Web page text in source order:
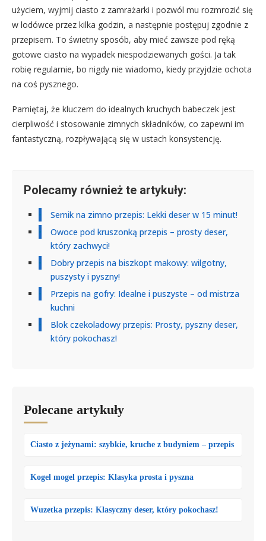
użyciem, wyjmij ciasto z zamrażarki i pozwól mu rozmrozić się
w lodówce przez kilka godzin, a następnie postępuj zgodnie z
przepisem. To świetny sposób, aby mieć zawsze pod ręką
gotowe ciasto na wypadek niespodziewanych gości. Ja tak
robię regularnie, bo nigdy nie wiadomo, kiedy przyjdzie ochota
na coś pysznego.
Pamiętaj, że kluczem do idealnych kruchych babeczek jest
cierpliwość i stosowanie zimnych składników, co zapewni im
fantastyczną, rozpływającą się w ustach konsystencję.
Polecamy również te artykuły:
Sernik na zimno przepis: Lekki deser w 15 minut!
Owoce pod kruszonką przepis – prosty deser,
który zachwyci!
Dobry przepis na biszkopt makowy: wilgotny,
puszysty i pyszny!
Przepis na gofry: Idealne i puszyste – od mistrza
kuchni
Blok czekoladowy przepis: Prosty, pyszny deser,
który pokochasz!
Polecane artykuły
Ciasto z jeżynami: szybkie, kruche z budyniem – przepis
Kogel mogel przepis: Klasyka prosta i pyszna
Wuzetka przepis: Klasyczny deser, który pokochasz!